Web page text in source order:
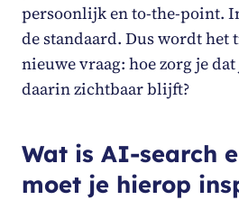
persoonlijk en to-the-point.
de standaard. Dus wordt het
nieuwe vraag: hoe zorg je
daarin zichtbaar blijft?
Wat is AI-search
moet je hierop